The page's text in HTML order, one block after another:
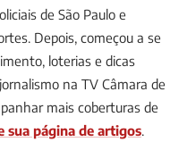
de São Paulo e
Depois, começou a se
loterias e dicas
na TV Câmara de
mais coberturas de
sua página de artigos.